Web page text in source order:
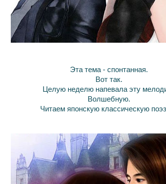
Эта тема - спонтанная.
Вот так.
Целую неделю напевала эту
Волшебную.
Читаем японскую классическую